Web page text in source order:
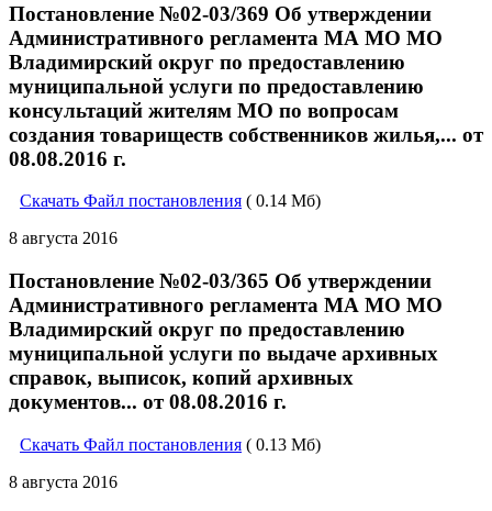
Постановление №02-03/369 Об утверждении
Административного регламента МА МО МО
Владимирский округ по предоставлению
муниципальной услуги по предоставлению
консультаций жителям МО по вопросам
создания товариществ собственников жилья,... от
08.08.2016 г.
Скачать Файл постановления ( 0.14 Мб)
8 августа 2016
Постановление №02-03/365 Об утверждении
Административного регламента МА МО МО
Владимирский округ по предоставлению
муниципальной услуги по выдаче архивных
справок, выписок, копий архивных
документов... от 08.08.2016 г.
Скачать Файл постановления ( 0.13 Мб)
8 августа 2016